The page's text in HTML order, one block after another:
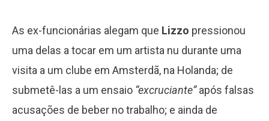
As ex-funcionárias alegam que Lizzo pressionou
uma delas a tocar em um artista nu durante uma
visita a um clube em Amsterdã, na Holanda; de
submetê-las a um ensaio “excruciante”após falsas
acusações de beber no trabalho; e ainda de